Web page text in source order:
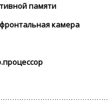
памяти
камера